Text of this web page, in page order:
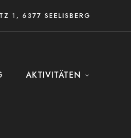
1, 6377 SEELISBERG
AKTIVITÄTEN